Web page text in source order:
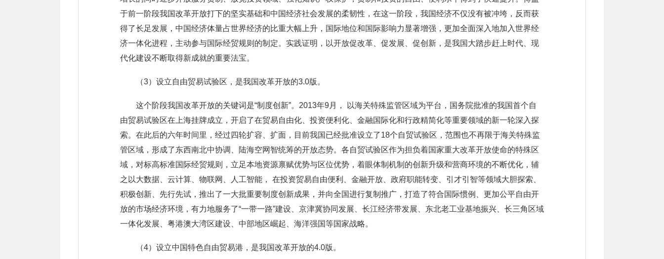
于前一阶段我国改革开放打下的坚实基础和中国经济社会发展的柔韧性，在这一阶段，我国经济不仅没有被冲垮，反而获
得了长足发展，中国经济体量占世界经济的比重大幅上升，国际地位和国际影响力显著增强，更加全面深入地加入世界经
济一体化进程，主动参与国际经贸规则的制定。实践证明，以开放促改革、促发展、促创新，是我国大踏步赶上时代、现
代化建设不断取得新成就的重要法宝。
（3）设立自由贸易试验区，是我国改革开放的3.0版。
这个阶段我国改革开放的关键词是“制度创新”。2013年9月， 以海关特殊监管区域为平台，国务院批准的我国首个自
由贸易试验区在上海挂牌成立，开启了在贸易自由化、投资便利化、金融国际化和行政精简化等重要领域的新一轮深入探
索。在此后的六年时间里，经过四轮扩容、扩面，目前我国已经批准设立了18个自贸试验区，范围也不再限于海关特殊监
管区域，形成了东西南北中协调、陆海空网智统筹的开放态势。各自贸试验区作为担负着国家重大改革开放使命的特殊区
域，对标高标准国际经贸规则，立足本地资源禀赋优势与区位优势，着眼体制机制的创新升级和营商环境的不断优化，辅
之以大数据、云计算、物联网、人工智能， 在投资贸易自由便利、金融开放、政府职能转变、引才引智等领域大胆探索、
积极创新、先行先试，推出了一大批重要制度创新成果，并向全国进行复制推广，打造了符合国际惯例、更加公平自由开
放的市场经济环境，有力地服务了“一带一路”建设、京津冀协同发展、长江经济带发展、东北老工业基地振兴、长三角区域
一体化发展、粤港澳大湾区建设、中部地区崛起、海洋强国等国家战略。
（4）设立中国特色自由贸易港，是我国改革开放的4.0版。